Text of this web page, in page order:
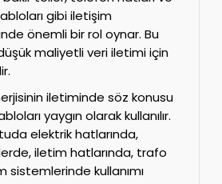
gibi iletişim
önemli bir rol oynar. Bu
maliyetli veri iletimi için
iletiminde söz konusu
yaygın olarak kullanılır.
elektrik hatlarında,
iletim hatlarında, trafo
sistemlerinde kullanımı